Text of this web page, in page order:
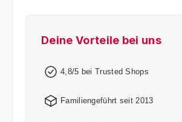
Deine Vorteile bei uns
4,8/5 bei Trusted Shops
Familiengeführt seit 2013